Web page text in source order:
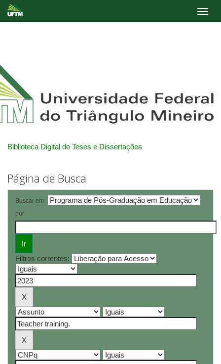
Biblioteca Digital de Teses e Dissertações
Página de Busca
Buscar em:
por
Filtros correntes: